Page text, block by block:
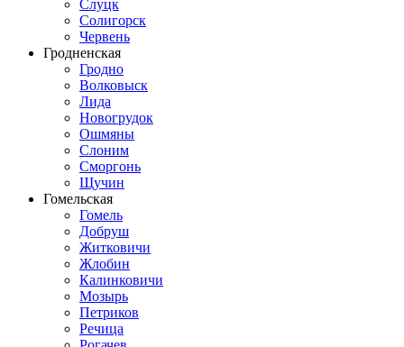
Слуцк
Солигорск
Червень
Гродненская
Гродно
Волковыск
Лида
Новогрудок
Ошмяны
Слоним
Сморгонь
Щучин
Гомельская
Гомель
Добруш
Житковичи
Жлобин
Калинковичи
Мозырь
Петриков
Речица